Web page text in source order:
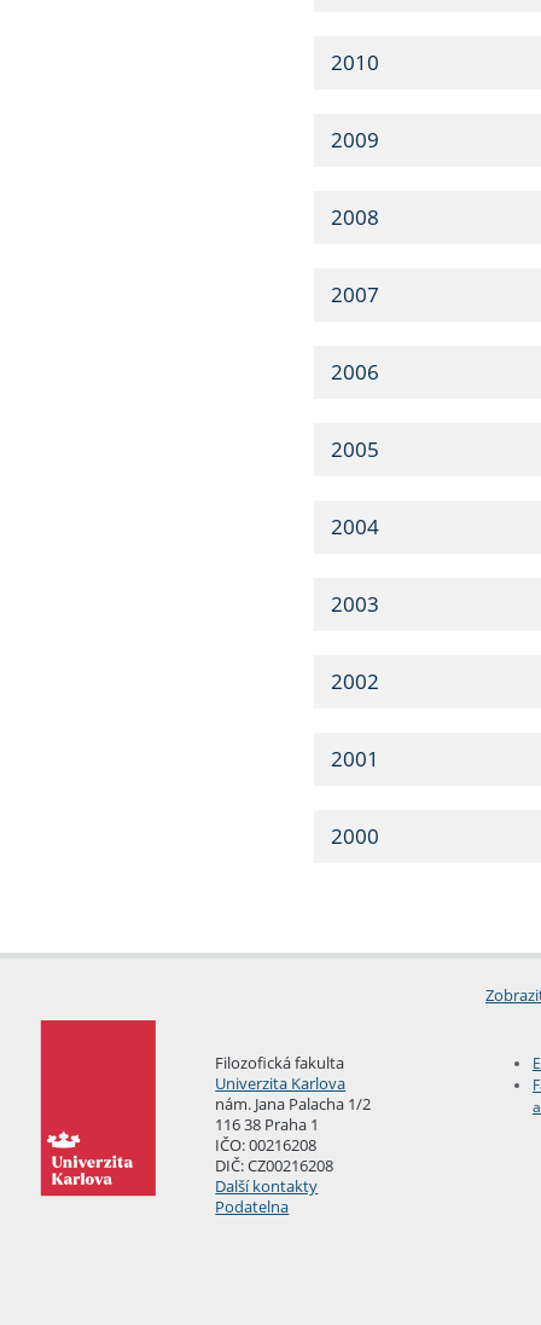
2010
2009
2008
2007
2006
2005
2004
2003
2002
2001
2000
Filozofická fakulta
Univerzita Karlova
nám. Jana Palacha 1/2
116 38 Praha 1
IČO: 00216208
DIČ: CZ00216208
Další kontakty
Podatelna